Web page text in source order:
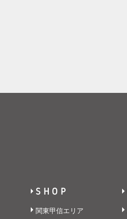
SHOP
関東甲信エリア